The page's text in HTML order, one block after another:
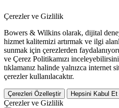
Çerezler ve Gizlilik
Bowers & Wilkins olarak, dijital
hizmet kalitemizi artırmak ve ilgi
sunmak için çerezlerden
ve Çerez Politikamızı
tıklamanız halinde yalnızca internet
çerezler kullanılacaktır.
Çerezleri Özelleştir Hepsini Kabul Et
Çerezler ve Gizlilik